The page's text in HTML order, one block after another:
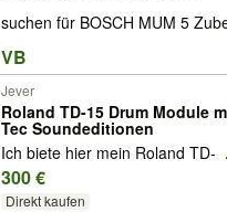
suchen für BOSCH MUM 5
VB
Jever
Roland TD-15 Drum Module mit 2 Drum
Tec Soundeditionen
Ich biete hier mein Roland TD-
300 €
Direkt kaufen